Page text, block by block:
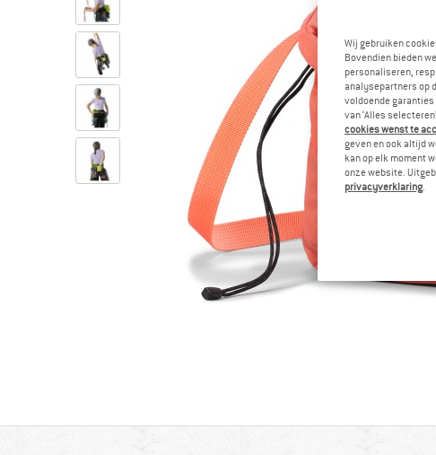
Wij gebruiken
Bovendien bieden
personaliseren,
analysepartners op
voldoende
van ‘Alles
cookies wenst te
geven en ook altijd
kan op elk moment
onze website.
privacyverklaring.